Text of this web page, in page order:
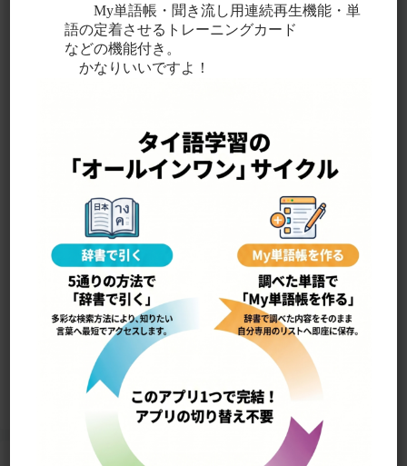
タイ文字での検索も含め、詳しくはこちら。
bɔɔ•ri•sàt thua บริษัททัวร์
ツアー会社，旅行会社
My単語帳・聞き流し用連続再生機能・単
語の定着させるトレーニングカード
などの機能付き。
かなりいいですよ！